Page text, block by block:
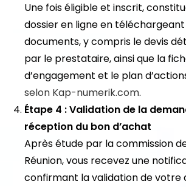
Une fois éligible et inscrit,
dossier en ligne en
documents, y compris le devis
par le prestataire, ainsi que la
d’engagement et le plan
selon Kap-numerik.com.
Étape 4 : Validation de la
réception du bon d’achat
Après étude par la commission
Réunion, vous recevez une
confirmant la validation de votre